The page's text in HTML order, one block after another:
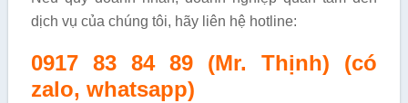
dịch vụ của chúng tôi, hãy liên hệ hotline:
0917 83 84 89 (Mr. Thịnh) (có
zalo, whatsapp)